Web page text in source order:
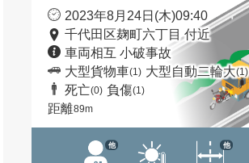
2023年8月24日(木)09:40
千代田区麹町六丁目 付近
車両相互 小破事故
大型貨物車(1) 大型自動二輪大(1)
死亡(0) 負傷(1)
距離89m
他 他